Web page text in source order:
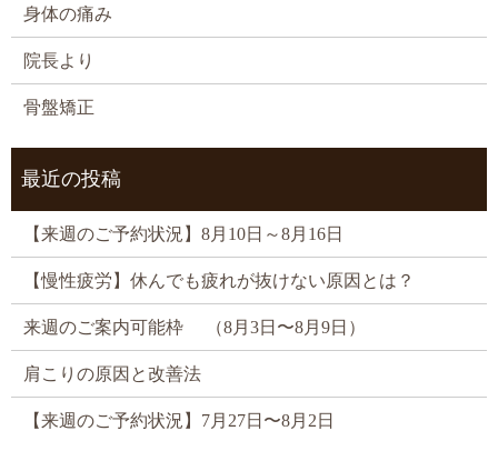
身体の痛み
院長より
骨盤矯正
最近の投稿
【来週のご予約状況】8月10日～8月16日
【慢性疲労】休んでも疲れが抜けない原因とは？
来週のご案内可能枠 （8月3日〜8月9日）
肩こりの原因と改善法
【来週のご予約状況】7月27日〜8月2日